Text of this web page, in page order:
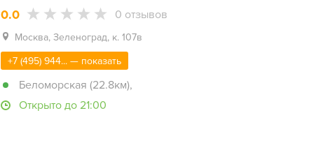
0.0 0 отзывов
Москва, Зеленоград, к. 107в
+7 (495) 944... — показать
Беломорская (22.8км),
Открыто до 21:00